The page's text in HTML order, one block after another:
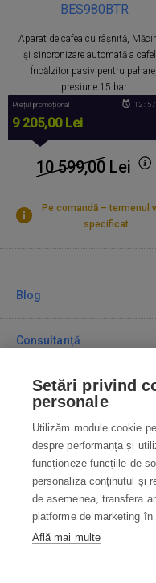
BES980BTR
Aparat de cafea cu râșniță,
și sincronizare automată a
Încălzitor pasiv pentru pahare,
presiune 15 bar
Prețul promoțional
9 205,00 Lei
12 :
10 599,00 Lei
Pe comandă – termenul
specificat
Blog
Consultanță
Cum cumpăr
Contact
Contactați-ne
031 22 97 010
Setări privind
personale
Utilizăm module cookie
despre performanța și
funcționeze funcțiile de
personaliza conținutul și
de asemenea, transfera
platforme de marketing
Află mai multe